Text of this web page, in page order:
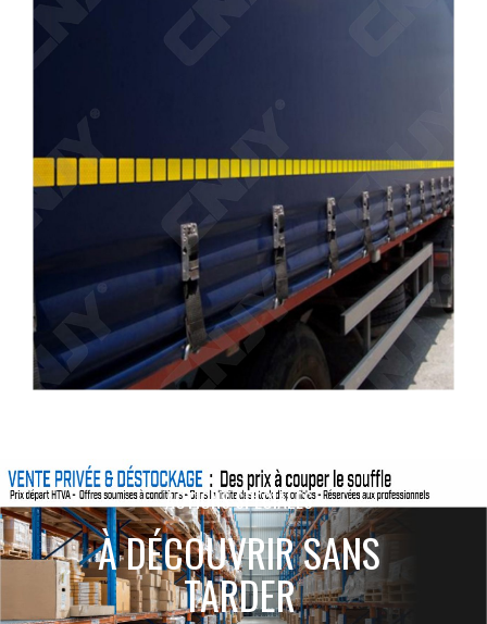
ACTIONS SPÉCIALES
À DÉCOUVRIR SANS
TARDER